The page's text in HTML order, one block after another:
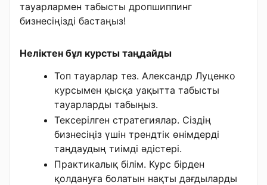
тауарлармен табысты дропшиппинг
бизнесіңізді бастаңыз!
Неліктен бұл курсты таңдайды
Топ тауарлар тез. Александр Луценко
курсымен қысқа уақытта табысты
тауарларды табыңыз.
Тексерілген стратегиялар. Сіздің
бизнесіңіз үшін трендтік өнімдерді
таңдаудың тиімді әдістері.
Практикалық білім. Курс бірден
қолдануға болатын нақты дағдыларды